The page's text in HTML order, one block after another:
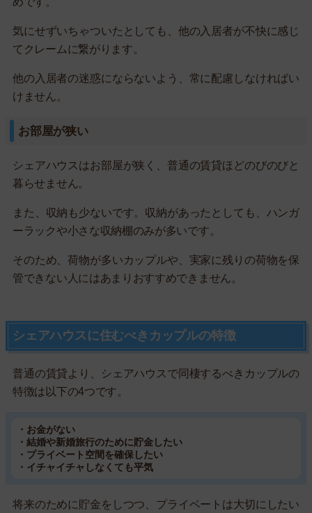
気にせずいちゃついたとしても、他の入居者が不快に感じ
てクレームに繋がります。
他の入居者の迷惑にならないよう、常に配慮しなければい
けません。
お部屋が狭い
シェアハウスはお部屋が狭く、普通の賃貸ほどのびのびと
暮らせません。
また、収納も少ないです。収納があったとしても、ハンガ
ーラックや小さな収納棚のみが多いです。
そのため、荷物が多いカップルや、実家に残りの荷物を保
管できない人にはあまりおすすめできません。
シェアハウスに住むべきカップルの特徴
普通の賃貸より、シェアハウスで同棲するべきカップルの
特徴は以下の4つです。
・お金がない
・結婚や新婚旅行のために貯金したい
・プライベート空間を確保したい
・イチャイチャしなくても平気
将来のために貯金をしつつ、プライベートは大切にしたい